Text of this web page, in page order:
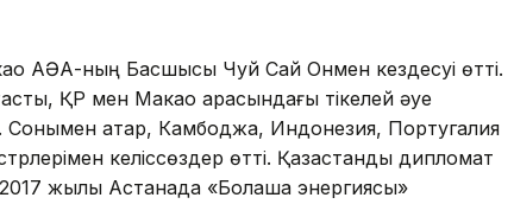
АӘА-ның Басшысы Чуй Сай Онмен кездесуі өтті.
ҚР мен Макао арасындағы тікелей әуе
Сонымен қатар, Камбоджа, Индонезия, Португалия
келіссөздер өтті. Қазақстандық дипломат
жылы Астанада «Болашақ энергиясы»